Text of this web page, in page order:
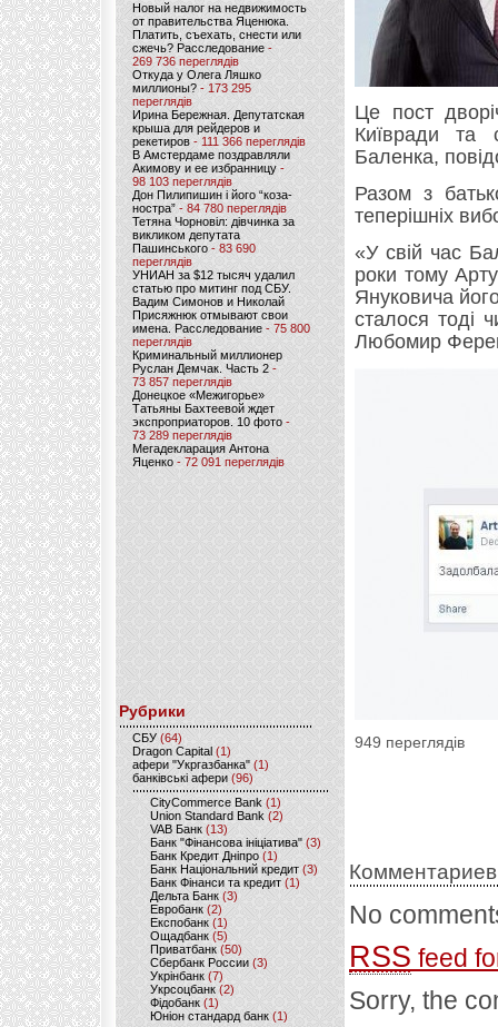
Новый налог на недвижимость
от правительства Яценюка.
Платить, съехать, снести или
сжечь? Расследование-
269 736 переглядів
Откуда у Олега Ляшко
миллионы? - 173 295
переглядів
Ирина Бережная. Депутатская
крыша для рейдеров и
рекетиров - 111 366 переглядів
В Амстердаме поздравляли
Акимову и ее избранницу -
98 103 переглядів
Дон Пилипишин і його “коза-
ностра” - 84 780 переглядів
Тетяна Чорновіл: дівчинка за
викликом депутата
Пашинського- 83 690
переглядів
УНИАН за $12 тысяч удалил
статью про митинг под СБУ.
Вадим Симонов и Николай
Присяжнюк отмывают свои
имена. Расследование - 75 800
переглядів
Криминальный миллионер
Руслан Демчак. Часть 2-
73 857 переглядів
Донецкое «Межигорье»
Татьяны Бахтеевой ждет
экспроприаторов. 10 фото -
73 289 переглядів
Мегадекларация Антона
Яценко - 72 091 переглядів
Рубрики
CБУ (64)
Dragon Capital (1)
афери "Укргазбанка" (1)
банківські афери (96)
CityCommerce Bank (1)
Union Standard Bank (2)
VAB Банк (13)
Банк "Фінансова ініціатива" (3)
Банк Кредит Дніпро (1)
Банк Національний кредит (3)
Банк Фінанси та кредит (1)
Дельта Банк (3)
Евробанк(2)
Експобанк (1)
Ощадбанк(5)
Приватбанк (50)
Сбербанк России (3)
Укрінбанк(7)
Укрсоцбанк (2)
Фідобанк (1)
Юніон стандард банк(1)
Це пост
Київради та
Баленка,
Разом з
теперішніх
«У свій час
роки тому
Януковича
сталося тоді
Любомир
949 переглядів
No
RSS feed
Sorry, the